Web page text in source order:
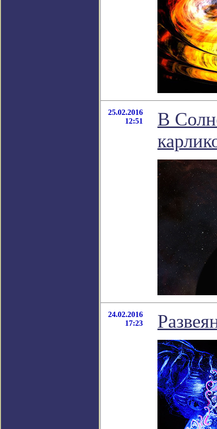
25.02.2016
12:51
В
24.02.2016
17:23